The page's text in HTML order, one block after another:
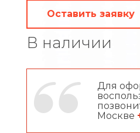
Оставить заявку
В наличии
Для
Москве